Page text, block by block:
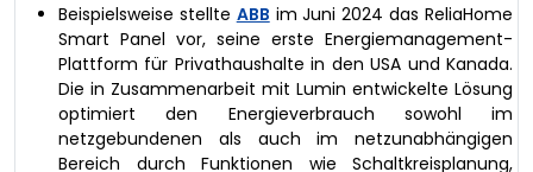
Beispielsweise stellte ABB im Juni 2024 das ReliaHome
Smart Panel vor, seine erste Energiemanagement-
Plattform für Privathaushalte in den USA und Kanada.
Die in Zusammenarbeit mit Lumin entwickelte Lösung
optimiert den Energieverbrauch sowohl im
netzgebundenen als auch im netzunabhängigen
Bereich durch Funktionen wie Schaltkreisplanung,